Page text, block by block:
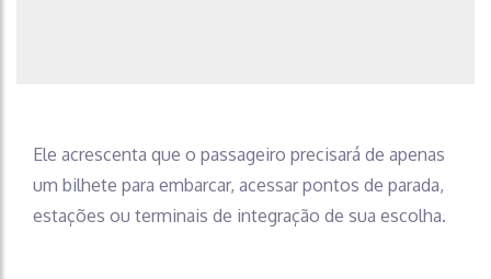
Ele acrescenta que o passageiro precisará de apenas
um bilhete para embarcar, acessar pontos de parada,
estações ou terminais de integração de sua escolha.